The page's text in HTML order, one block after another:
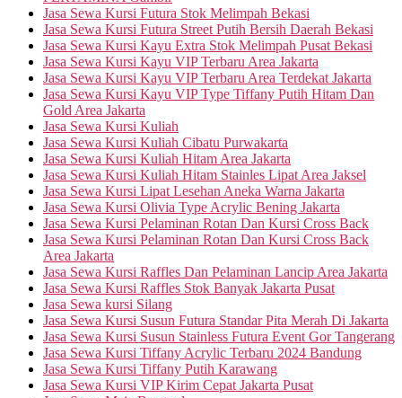
Jasa Sewa Kursi Futura Stok Melimpah Bekasi
Jasa Sewa Kursi Futura Street Putih Bersih Daerah Bekasi
Jasa Sewa Kursi Kayu Extra Stok Melimpah Pusat Bekasi
Jasa Sewa Kursi Kayu VIP Terbaru Area Jakarta
Jasa Sewa Kursi Kayu VIP Terbaru Area Terdekat Jakarta
Jasa Sewa Kursi Kayu VIP Type Tiffany Putih Hitam Dan
Gold Area Jakarta
Jasa Sewa Kursi Kuliah
Jasa Sewa Kursi Kuliah Cibatu Purwakarta
Jasa Sewa Kursi Kuliah Hitam Area Jakarta
Jasa Sewa Kursi Kuliah Hitam Stainles Lipat Area Jaksel
Jasa Sewa Kursi Lipat Lesehan Aneka Warna Jakarta
Jasa Sewa Kursi Olivia Type Acrylic Bening Jakarta
Jasa Sewa Kursi Pelaminan Rotan Dan Kursi Cross Back
Jasa Sewa Kursi Pelaminan Rotan Dan Kursi Cross Back
Area Jakarta
Jasa Sewa Kursi Raffles Dan Pelaminan Lancip Area Jakarta
Jasa Sewa Kursi Raffles Stok Banyak Jakarta Pusat
Jasa Sewa kursi Silang
Jasa Sewa Kursi Susun Futura Standar Pita Merah Di Jakarta
Jasa Sewa Kursi Susun Stainless Futura Event Gor Tangerang
Jasa Sewa Kursi Tiffany Acrylic Terbaru 2024 Bandung
Jasa Sewa Kursi Tiffany Putih Karawang
Jasa Sewa Kursi VIP Kirim Cepat Jakarta Pusat